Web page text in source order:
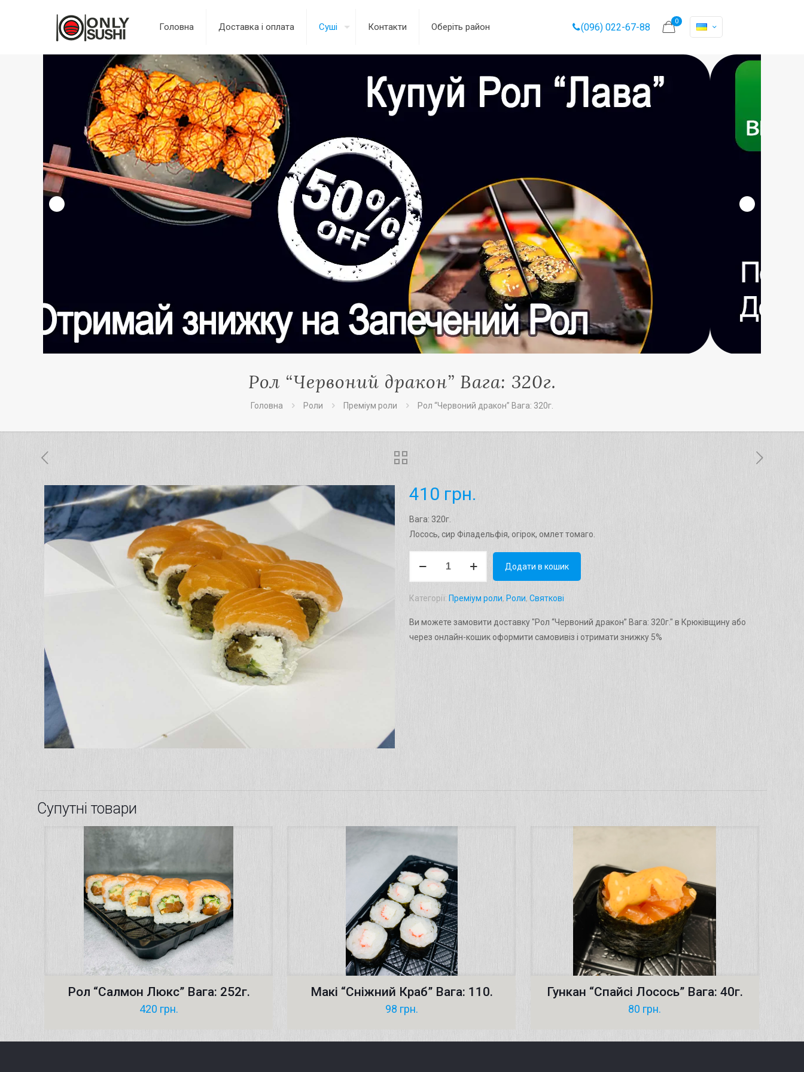
Головна Доставка і оплата Суші Контакти Оберіть район (096) 022-67-88
0
Рол “Червоний дракон” Вага: 320г.
Головна Роли Преміум роли Рол “Червоний дракон” Вага: 320г.
410 грн.
Вага: 320г.
Лосось, сир Філадельфія, огірок, омлет томаго.
"Червоний
Вага:
320г.
Додати в кошик
Категорії: Преміум роли, Роли, Святкові
Ви можете замовити доставку "Рол “Червоний дракон” Вага: 320г." в Крюківщину або
через онлайн-кошик оформити самовивіз і отримати знижку 5%
Супутні товари
Рол “Салмон Люкс” Вага: 252г.
420 грн.
Макі “Сніжний Краб” Вага: 110.
98 грн.
Гункан “Спайсі Лосось” Вага: 40г.
80 грн.